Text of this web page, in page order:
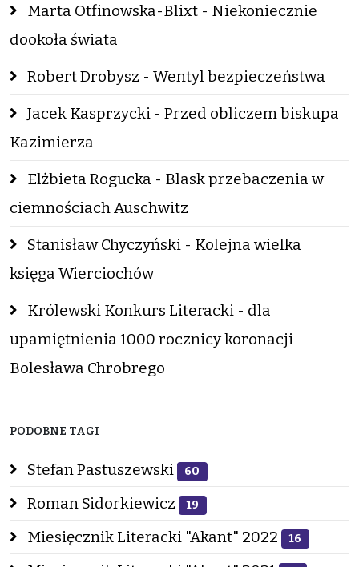
Marta Otfinowska-Blixt - Niekoniecznie
dookoła świata
Robert Drobysz - Wentyl bezpieczeństwa
Jacek Kasprzycki - Przed obliczem biskupa
Kazimierza
Elżbieta Rogucka - Blask przebaczenia w
ciemnościach Auschwitz
Stanisław Chyczyński - Kolejna wielka
księga Wierciochów
Królewski Konkurs Literacki - dla
upamiętnienia 1000 rocznicy koronacji
Bolesława Chrobrego
PODOBNE TAGI
Stefan Pastuszewski 60
Roman Sidorkiewicz 19
Miesięcznik Literacki "Akant" 2022 16